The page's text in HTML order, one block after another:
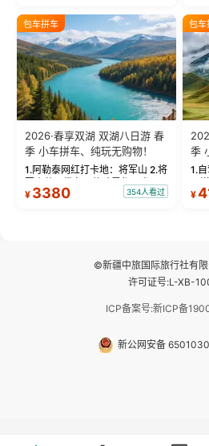
绝美瞬间。 赛湖坦克300跟车视
频：专业摄影师...
瓦
晨
包车拼车
2026·春享双湖 双湖八日游 春
季 小车拼车、纯玩无购物！
1.阿勒泰网红打卡地：将军山 2.将
军山落日缆车，体验雪都风光 3.
将军山，夕阳派对，蹦迪party 4.
¥ 3380 354人看过
包车
季
1.
西
让
¥
©新疆中旅国际旅行社有
许可证号:L-XB-
ICP备案号:新ICP备
新公网安备